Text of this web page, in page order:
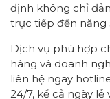
định không chỉ
trực tiếp đến năng
Dịch vụ phù hợp
hàng và doanh
liên hệ ngay
24/7, kể cả ngày lễ